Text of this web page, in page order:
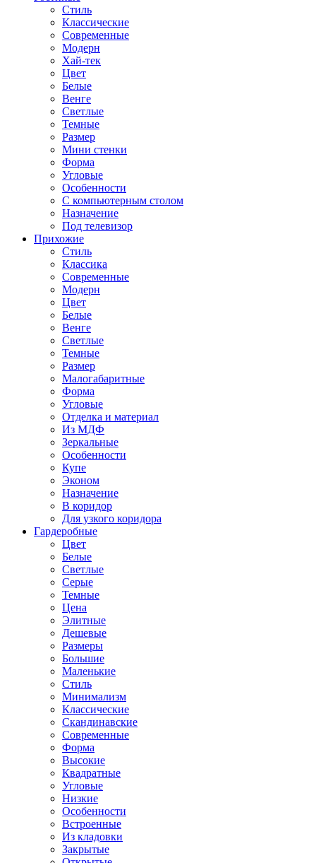
Стиль
Классические
Современные
Модерн
Хай-тек
Цвет
Белые
Венге
Светлые
Темные
Размер
Мини стенки
Форма
Угловые
Особенности
С компьютерным столом
Назначение
Под телевизор
Прихожие
Стиль
Классика
Современные
Модерн
Цвет
Белые
Венге
Светлые
Темные
Размер
Малогабаритные
Форма
Угловые
Отделка и материал
Из МДФ
Зеркальные
Особенности
Купе
Эконом
Назначение
В коридор
Для узкого коридора
Гардеробные
Цвет
Белые
Светлые
Серые
Темные
Цена
Элитные
Дешевые
Размеры
Большие
Маленькие
Стиль
Минимализм
Классические
Скандинавские
Современные
Форма
Высокие
Квадратные
Угловые
Низкие
Особенности
Встроенные
Из кладовки
Закрытые